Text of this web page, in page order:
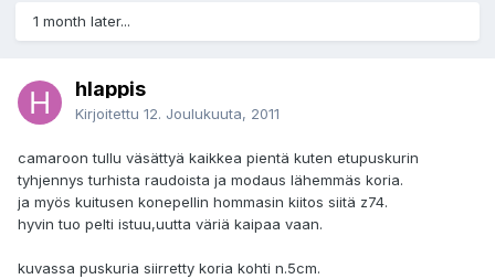
1 month later...
hlappis
Kirjoitettu 12. Joulukuuta, 2011
camaroon tullu väsättyä kaikkea pientä kuten etupuskurin
tyhjennys turhista raudoista ja modaus lähemmäs koria.
ja myös kuitusen konepellin hommasin kiitos siitä z74.
hyvin tuo pelti istuu,uutta väriä kaipaa vaan.
kuvassa puskuria siirretty koria kohti n.5cm.